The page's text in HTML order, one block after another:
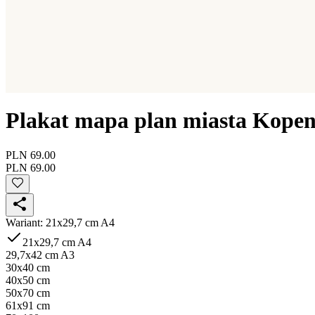
Plakat mapa plan miasta
PLN 69.00
PLN 69.00
Wariant: 21x29,7 cm A4
21x29,7 cm A4
29,7x42 cm A3
30x40 cm
40x50 cm
50x70 cm
61x91 cm